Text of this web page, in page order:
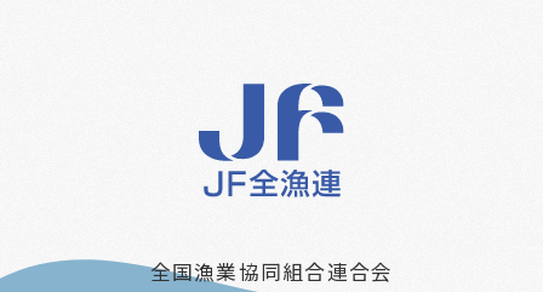
全国漁業協同組合連合会